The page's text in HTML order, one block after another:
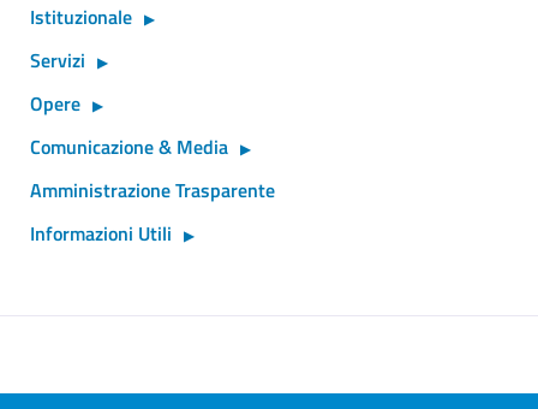
Istituzionale
Servizi
Opere
Comunicazione & Media
Amministrazione Trasparente
Informazioni Utili